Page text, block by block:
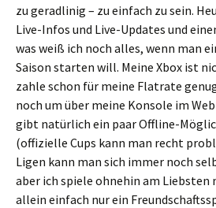
zu geradlinig – zu einfach zu sein.
Live-Infos und Live-Updates und
was weiß ich noch alles, wenn man
Saison starten will. Meine Xbox ist
zahle schon für meine Flatrate
noch um über meine Konsole im
gibt natürlich ein paar Offline-
(offizielle Cups kann man recht
Ligen kann man sich immer noch
aber ich spiele ohnehin am Liebsten
allein einfach nur ein